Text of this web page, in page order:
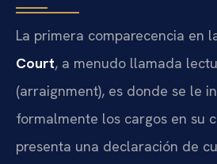
La primera comparecencia en
Court, a menudo llamada
(arraignment), es donde se le
formalmente los cargos en su
presenta una declaración de